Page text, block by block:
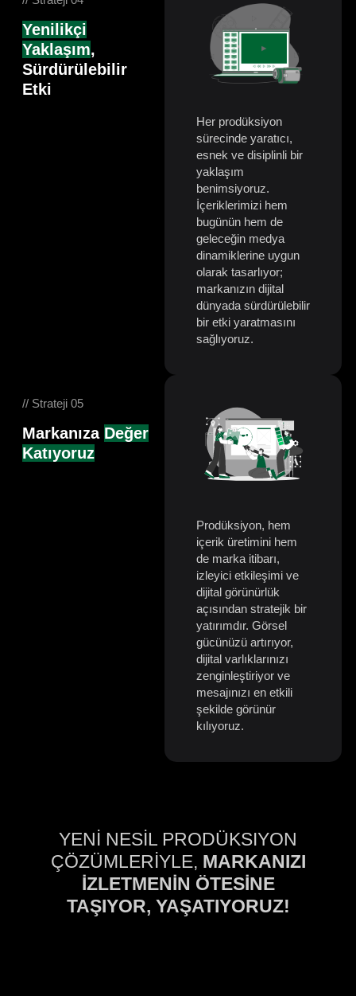
Yenilikçi
Yaklaşım,
Sürdürülebilir
Etki
Her prodüksiyon
sürecinde yaratıcı,
esnek ve disiplinli bir
yaklaşım
benimsiyoruz.
İçeriklerimizi hem
bugünün hem de
geleceğin medya
dinamiklerine uygun
olarak tasarlıyor;
markanızın dijital
dünyada sürdürülebilir
bir etki yaratmasını
sağlıyoruz.
// Strateji 05
Markanıza Değer
Katıyoruz
Prodüksiyon, hem
içerik üretimini hem
de marka itibarı,
izleyici etkileşimi ve
dijital görünürlük
açısından stratejik bir
yatırımdır. Görsel
gücünüzü artırıyor,
dijital varlıklarınızı
zenginleştiriyor ve
mesajınızı en etkili
şekilde görünür
kılıyoruz.
YENİ NESİL PRODÜKSIYON
ÇÖZÜMLERİYLE, MARKANIZI
İZLETMENİN ÖTESİNE
TAŞIYOR, YAŞATIYORUZ!